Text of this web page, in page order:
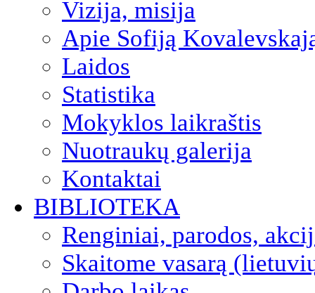
Vizija, misija
Apie Sofiją
Laidos
Statistika
Mokyklos laikraštis
Nuotraukų galerija
Kontaktai
BIBLIOTEKA
Renginiai, parodos,
Skaitome vasarą